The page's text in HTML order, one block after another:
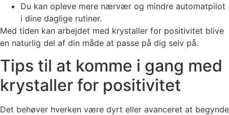
Du kan opleve mere nærvær og mindre automatpilot
i dine daglige rutiner.
Med tiden kan arbejdet med krystaller for positivitet blive
en naturlig del af din måde at passe på dig selv på.
Tips til at komme i gang med
krystaller for positivitet
Det behøver hverken være dyrt eller avanceret at begynde